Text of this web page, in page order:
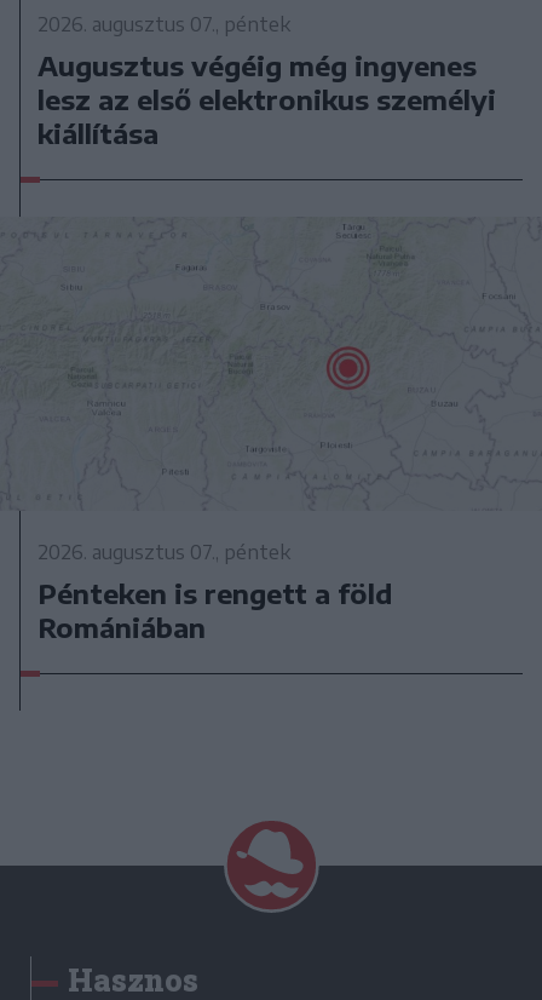
2026. augusztus 07., péntek
Augusztus végéig még ingyenes
lesz az első elektronikus személyi
kiállítása
2026. augusztus 07., péntek
Pénteken is rengett a föld
Romániában
Hasznos